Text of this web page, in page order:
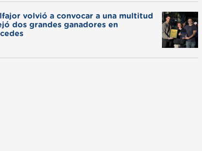
volvió a convocar a una multitud
dos grandes ganadores en